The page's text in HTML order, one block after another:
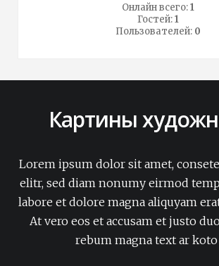
Онлайн всего:1
Гостей:1
Пользователей: 0
Картины
Lorem ipsum dolor sit amet,
elitr, sed diam nonumy eirmod
labore et dolore magna aliquyam
At vero eos et accusam et justo
rebum magna text ar